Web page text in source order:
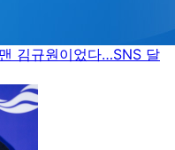
김규원이었다…SNS 달